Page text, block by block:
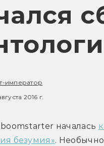
император
2016 г.
началась
безумия».